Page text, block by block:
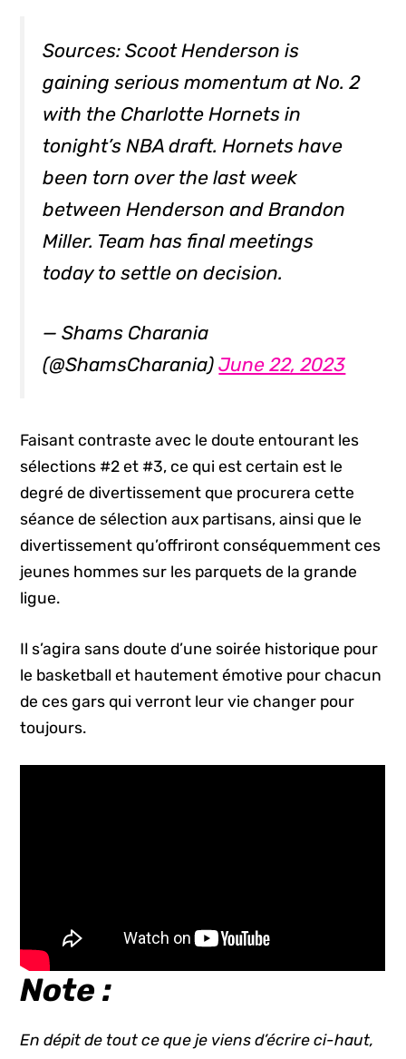
Sources: Scoot Henderson is
gaining serious momentum at No. 2
with the Charlotte Hornets in
tonight’s NBA draft. Hornets have
been torn over the last week
between Henderson and Brandon
Miller. Team has final meetings
today to settle on decision.
— Shams Charania
(@ShamsCharania)June 22, 2023
Faisant contraste avec le doute entourant les
sélections #2 et #3, ce qui est certain est le
degré de divertissement que procurera cette
séance de sélection aux partisans, ainsi que le
divertissement qu’offriront conséquemment ces
jeunes hommes sur les parquets de la grande
ligue.
Il s’agira sans doute d’une soirée historique pour
le basketball et hautement émotive pour chacun
de ces gars qui verront leur vie changer pour
toujours.
Note :
En dépit de tout ce que je viens d’écrire ci-haut,